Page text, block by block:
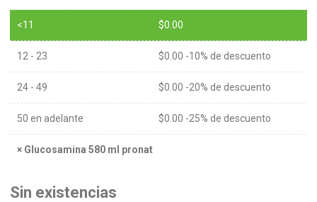
<11 $0.00
12 - 23 $0.00 -10% de descuento
24 - 49 $0.00 -20% de descuento
50 en adelante $0.00 -25% de descuento
× Glucosamina 580 ml pronat
Sin existencias